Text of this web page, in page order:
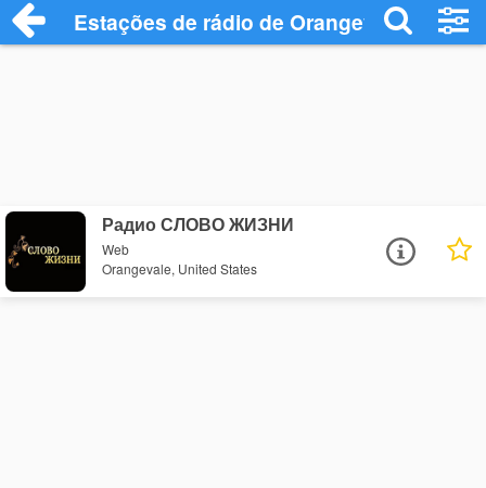
Estações de rádio de Orangevale - Ouça
Радио СЛОВО ЖИЗНИ
Web
Orangevale, United States